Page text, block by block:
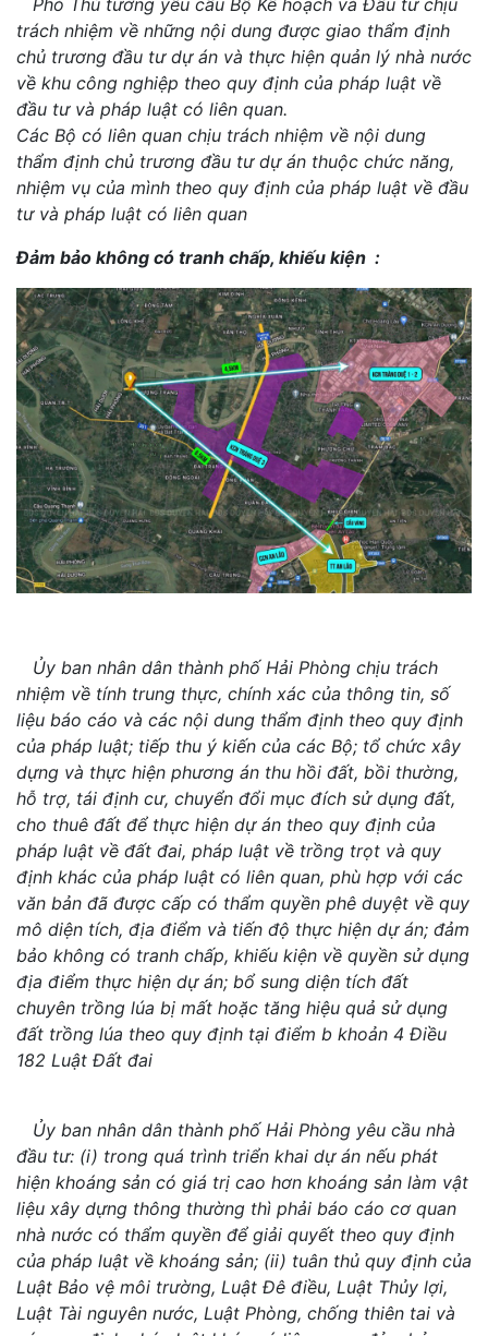
trách nhiệm về những nội dung được giao thẩm định
chủ trương đầu tư dự án và thực hiện quản lý nhà nước
về khu công nghiệp theo quy định của pháp luật về
đầu tư và pháp luật có liên quan.
Các Bộ có liên quan chịu trách nhiệm về nội dung
thẩm định chủ trương đầu tư dự án thuộc chức năng,
nhiệm vụ của mình theo quy định của pháp luật về đầu
tư và pháp luật có liên quan
Đảm bảo không có tranh chấp, khiếu kiện :
Ủy ban nhân dân thành phố Hải Phòng chịu trách
nhiệm về tính trung thực, chính xác của thông tin, số
liệu báo cáo và các nội dung thẩm định theo quy định
của pháp luật; tiếp thu ý kiến của các Bộ; tổ chức xây
dựng và thực hiện phương án thu hồi đất, bồi thường,
hỗ trợ, tái định cư, chuyển đổi mục đích sử dụng đất,
cho thuê đất để thực hiện dự án theo quy định của
pháp luật về đất đai, pháp luật về trồng trọt và quy
định khác của pháp luật có liên quan, phù hợp với các
văn bản đã được cấp có thẩm quyền phê duyệt về quy
mô diện tích, địa điểm và tiến độ thực hiện dự án; đảm
bảo không có tranh chấp, khiếu kiện về quyền sử dụng
địa điểm thực hiện dự án; bổ sung diện tích đất
chuyên trồng lúa bị mất hoặc tăng hiệu quả sử dụng
đất trồng lúa theo quy định tại điểm b khoản 4 Điều
182 Luật Đất đai
Ủy ban nhân dân thành phố Hải Phòng yêu cầu nhà
đầu tư: (i) trong quá trình triển khai dự án nếu phát
hiện khoáng sản có giá trị cao hơn khoáng sản làm vật
liệu xây dựng thông thường thì phải báo cáo cơ quan
nhà nước có thẩm quyền để giải quyết theo quy định
của pháp luật về khoáng sản; (ii) tuân thủ quy định của
Luật Bảo vệ môi trường, Luật Đê điều, Luật Thủy lợi,
Luật Tài nguyên nước, Luật Phòng, chống thiên tai và